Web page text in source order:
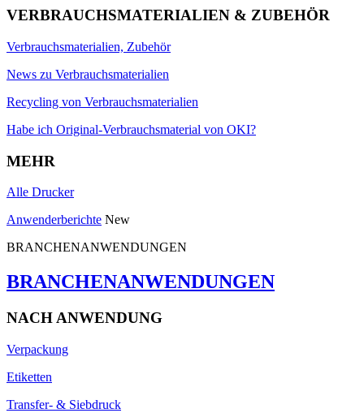
VERBRAUCHSMATERIALIEN & ZUBEHÖR
Verbrauchsmaterialien, Zubehör
News zu Verbrauchsmaterialien
Recycling von Verbrauchsmaterialien
Habe ich Original-Verbrauchsmaterial von OKI?
MEHR
Alle Drucker
Anwenderberichte New
BRANCHENANWENDUNGEN
BRANCHENANWENDUNGEN
NACH ANWENDUNG
Verpackung
Etiketten
Transfer- & Siebdruck